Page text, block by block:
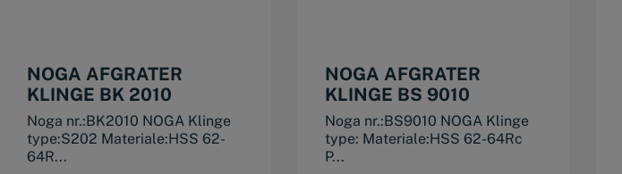
NOGA AFGRATER
KLINGE BK 2010
Noga nr.:BK2010 NOGA Klinge
type:S202 Materiale:HSS 62-
64R...
NOGA AFGRATER
KLINGE BS 9010
Noga nr.:BS9010 NOGA Klinge
type: Materiale:HSS 62-64Rc
P...